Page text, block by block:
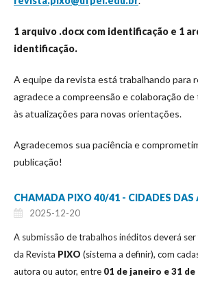
1 arquivo .docx com identificação e 1
identificação.
A equipe da revista está trabalhando para
agradece a compreensão e colaboração
às atualizações para novas orientações.
Agradecemos sua paciência e
publicação!
CHAMADA PIXO 40/41 - CIDADES DAS
2025-12-20
A submissão de trabalhos inéditos deverá
da Revista PIXO (sistema a definir), com
autora ou autor, entre 01 de janeiro e 31